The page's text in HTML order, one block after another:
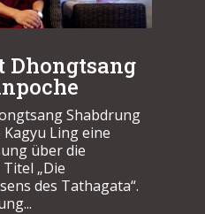
Shabdrung
Ling eine
über die
„Die
des Tathagata“.